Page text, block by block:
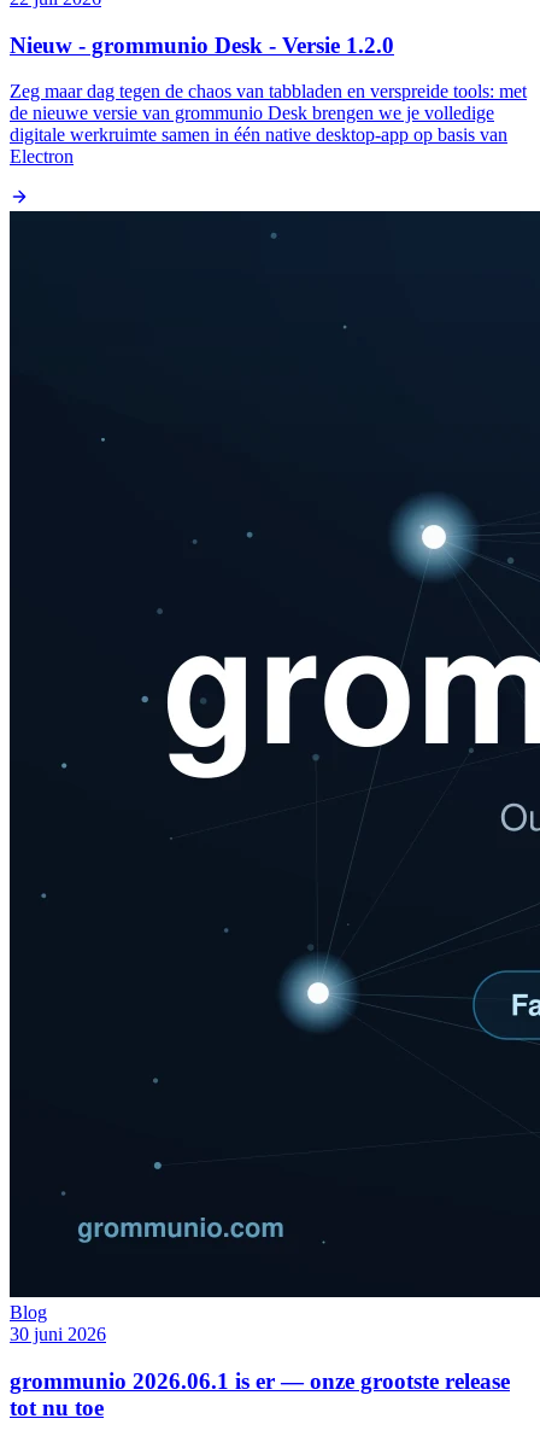
Nieuw - grommunio Desk - Versie 1.2.0
Zeg maar dag tegen de chaos van tabbladen en verspreide tools: met
de nieuwe versie van grommunio Desk brengen we je volledige
digitale werkruimte samen in één native desktop-app op basis van
Electron
Blog
30 juni 2026
grommunio 2026.06.1 is er — onze grootste release
tot nu toe